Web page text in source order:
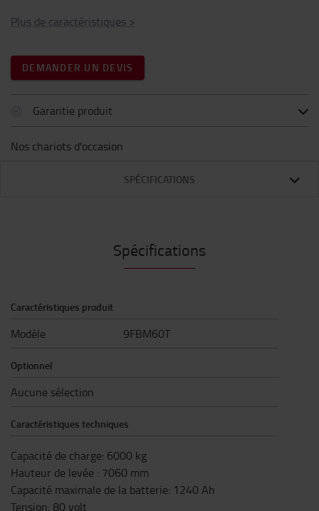
Plus de caractéristiques >
DEMANDER UN DEVIS
Garantie produit
Nos chariots d'occasion
SPÉCIFICATIONS
Spécifications
Caractéristiques produit
Modèle 9FBM60T
Optionnel
Aucune sélection
Caractéristiques techniques
Capacité de charge: 6000 kg
Hauteur de levée : 7060 mm
Capacité maximale de la batterie: 1240 Ah
Tension: 80 volt